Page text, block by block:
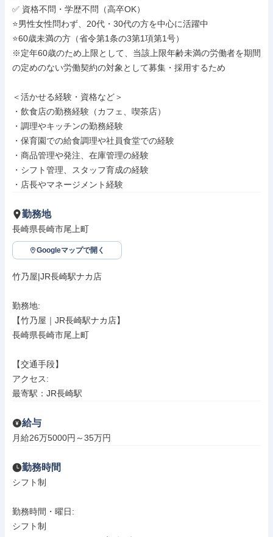
✅ 資格不問・学歴不問（高卒OK）
⭐️男性女性問わず、20代・30代の方を中心に活躍中
⭐60歳未満の方（省令第1条の3第1項第1号）
※定年60歳のため上限として、当該上限年齢未満の労働者を期間
の定めのない労働契約の対象として募集・採用するため
＜活かせる経験・資格など＞
・飲食店の勤務経験（カフェ、喫茶店）
・調理やキッチンの勤務経験
・保育園での給食調理や社員食堂での経験
・商品管理や発注、在庫管理の経験
・シフト管理、スタッフ育成の経験
・店長やマネージメント経験
勤務地
長崎県長崎市尾上町
Googleマップで開く
竹乃屋|JR長崎駅ナカ店
勤務地:
【竹乃屋｜JR長崎駅ナカ店】
長崎県長崎市尾上町
【交通手段】
アクセス:
最寄駅：JR長崎駅
給与
月給26万5000円～35万円
勤務時間
シフト制
勤務時間・曜日:
シフト制